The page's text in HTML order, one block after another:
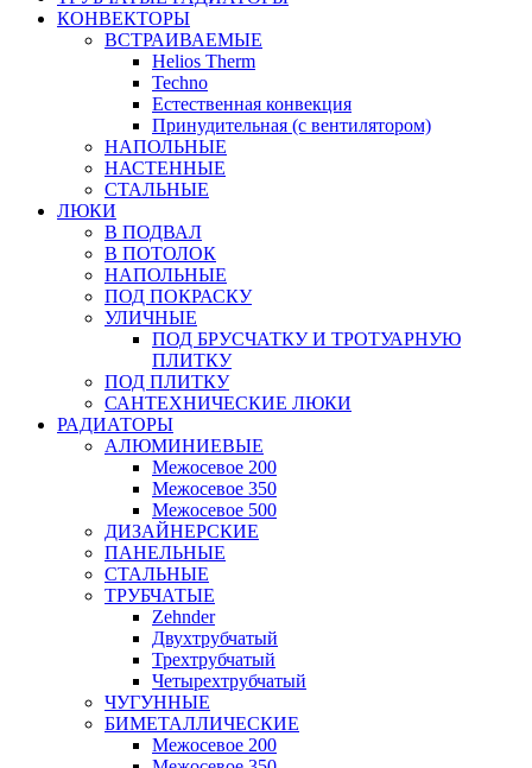
КОНВЕКТОРЫ
ВСТРАИВАЕМЫЕ
Helios Therm
Techno
Естественная конвекция
Принудительная (с вентилятором)
НАПОЛЬНЫЕ
НАСТЕННЫЕ
СТАЛЬНЫЕ
ЛЮКИ
В ПОДВАЛ
В ПОТОЛОК
НАПОЛЬНЫЕ
ПОД ПОКРАСКУ
УЛИЧНЫЕ
ПОД БРУСЧАТКУ И ТРОТУАРНУЮ
ПЛИТКУ
ПОД ПЛИТКУ
САНТЕХНИЧЕСКИЕ ЛЮКИ
РАДИАТОРЫ
АЛЮМИНИЕВЫЕ
Межосевое 200
Межосевое 350
Межосевое 500
ДИЗАЙНЕРСКИЕ
ПАНЕЛЬНЫЕ
СТАЛЬНЫЕ
ТРУБЧАТЫЕ
Zehnder
Двухтрубчатый
Трехтрубчатый
Четырехтрубчатый
ЧУГУННЫЕ
БИМЕТАЛЛИЧЕСКИЕ
Межосевое 200